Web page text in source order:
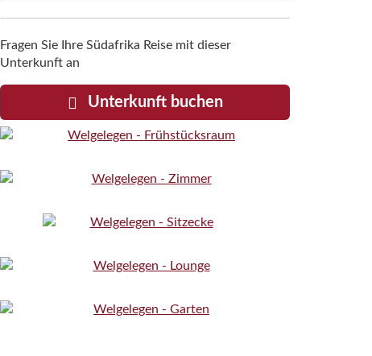
Fragen Sie Ihre Südafrika Reise mit dieser
Unterkunft an
Unterkunft buchen